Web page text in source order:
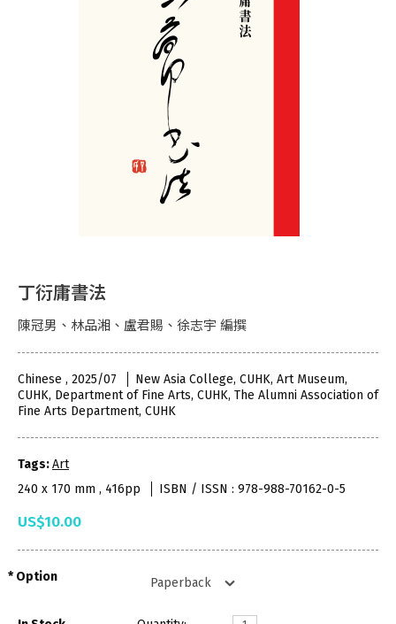
丁衍庸書法
陳冠男、林品湘、盧君賜、徐志宇 編撰
Chinese , 2025/07
New Asia College, CUHK, Art Museum,
CUHK, Department of Fine Arts, CUHK, The Alumni Association of
Fine Arts Department, CUHK
Tags:Art
240 x 170 mm , 416pp
ISBN / ISSN : 978-988-70162-0-5
US$10.00
Option